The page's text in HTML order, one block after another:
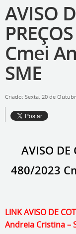
AVISO
Cmei
SME
Criado: Sexta, 20 de
AVISO DE
480/2023
LINK AVISO DE
Andreia Cristina –